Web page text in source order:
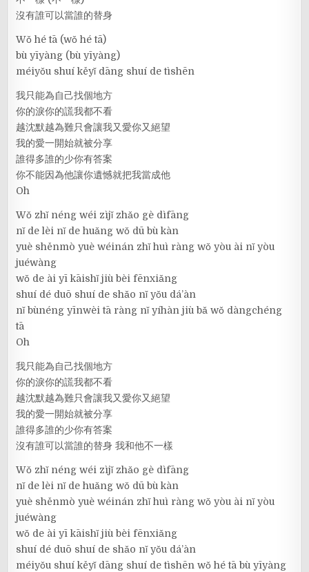
沒有誰可以當誰的替身
Wǒ hé tā (wǒ hé tā)
bù yīyàng (bù yīyàng)
méiyǒu shuí kěyǐ dāng shuí de tìshēn
我只能為自己找個地方
你的淚你的謊我都不看
越沈默越為難只會讓我又愛你又絕望
我的愛一開始就被分享
誰得多誰的少你有答案
你不能因為他讓你遺憾就把我當成他
Oh
Wǒ zhǐ néng wéi zìjǐ zhǎo gè dìfāng
nǐ de lèi nǐ de huǎng wǒ dū bù kàn
yuè shěnmò yuè wéinán zhǐ huì ràng wǒ yòu ài nǐ yòu
juéwàng
wǒ de ài yī kāishǐ jiù bèi fēnxiǎng
shuí dé duō shuí de shǎo nǐ yǒu dá’àn
nǐ bùnéng yīnwèi tā ràng nǐ yíhàn jiù bǎ wǒ dàngchéng
tā
Oh
我只能為自己找個地方
你的淚你的謊我都不看
越沈默越為難只會讓我又愛你又絕望
我的愛一開始就被分享
誰得多誰的少你有答案
沒有誰可以當誰的替身 我和他不一樣
Wǒ zhǐ néng wéi zìjǐ zhǎo gè dìfāng
nǐ de lèi nǐ de huǎng wǒ dū bù kàn
yuè shěnmò yuè wéinán zhǐ huì ràng wǒ yòu ài nǐ yòu
juéwàng
wǒ de ài yī kāishǐ jiù bèi fēnxiǎng
shuí dé duō shuí de shǎo nǐ yǒu dá’àn
méiyǒu shuí kěyǐ dāng shuí de tìshēn wǒ hé tā bù yīyàng